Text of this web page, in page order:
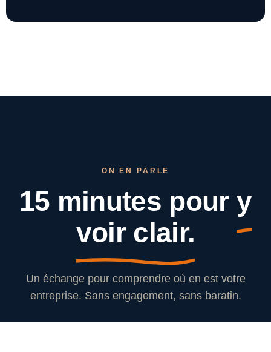
ON EN PARLE
15 minutes pour y
voir clair.
Un échange pour comprendre où en est votre
entreprise. Sans engagement, sans baratin.